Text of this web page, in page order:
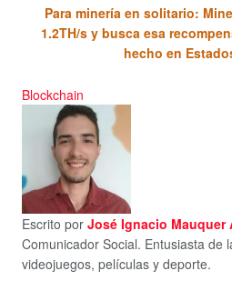
Para minería en solitario:
1.2TH/s y busca esa
hecho en
Blockchain
Escrito por José Ignacio Mauquer
Comunicador Social. Entusiasta de
videojuegos, películas y deporte.